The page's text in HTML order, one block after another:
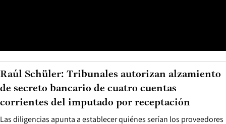
Las diligencias apunta a establecer quiénes serían los proveedores
Raúl Schüler: Tribunales autorizan alzamiento
de secreto bancario de cuatro cuentas
corrientes del imputado por receptación